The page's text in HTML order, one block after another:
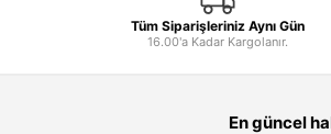
Tüm Siparişleriniz Aynı Gün
16.00'a Kadar Kargolanır.
En güncel